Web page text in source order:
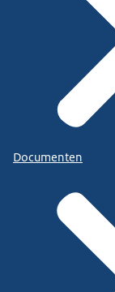
Documenten